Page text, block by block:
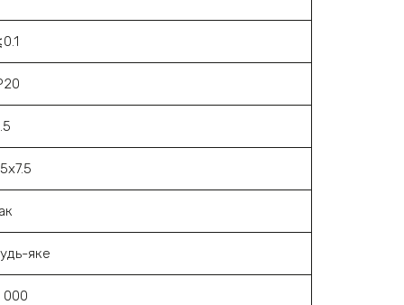
яке
000